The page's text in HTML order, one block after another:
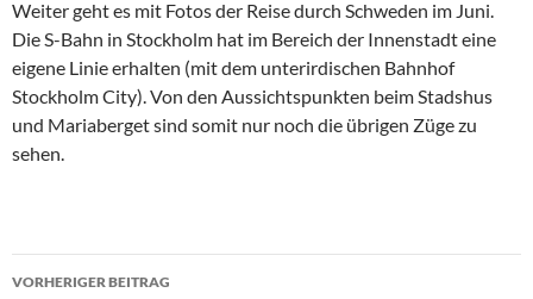
Weiter geht es mit Fotos der Reise durch Schweden im Juni.
Die S-Bahn in Stockholm hat im Bereich der Innenstadt eine
eigene Linie erhalten (mit dem unterirdischen Bahnhof
Stockholm City). Von den Aussichtspunkten beim Stadshus
und Mariaberget sind somit nur noch die übrigen Züge zu
sehen.
Beitragsnavigation
VORHERIGER BEITRAG